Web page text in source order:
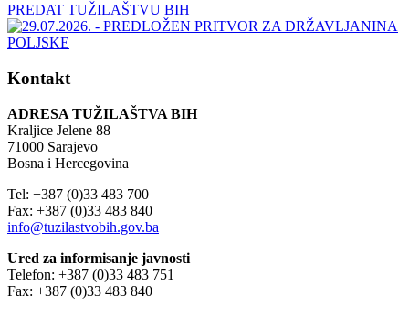
Kontakt
ADRESA TUŽILAŠTVA BIH
Kraljice Jelene 88
71000 Sarajevo
Bosna i Hercegovina
Tel: +387 (0)33 483 700
Fax: +387 (0)33 483 840
info@tuzilastvobih.gov.ba
Ured za informisanje javnosti
Telefon: +387 (0)33 483 751
Fax: +387 (0)33 483 840